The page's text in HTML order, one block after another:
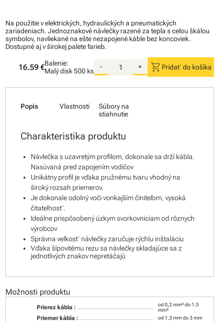
Na použitie v elektrických, hydraulických a pneumatických
zariadeniach. Jednoznakové návlečky razené za tepla s celou škálou
symbolov, navliekané na ešte nezapojené káble bez koncoviek.
Dostupné aj v širokej palete farieb.
16.59 €Balenie:
Malý disk500 ks
- + shopping_cart Pridať do košíka
Popis Vlastnosti
Súbory na
stiahnutie
Charakteristika produktu
Návlečka s uzavretým profilom, dokonale sa drží kábla.
Nasúvaná pred zapojením vodičov
Unikátny profil je vďaka pružnému tvaru vhodný na
široký rozsah priemerov.
Je dokonale odolný voči vonkajším činiteľom, vysoká
čitateľnosť.
Ideálne prispôsobený úzkym svorkovniciam od rôznych
výrobcov
Správna veľkosť návlečky zaručuje rýchlu inštaláciu
Vďaka šípovitému rezu sa návlečky skladajúce sa z
jednotlivých znakov nepretáčajú
Možnosti produktu
Prierez kábla :
od 0,2 mm² do 1,5
mm²
Priemer kábla : od 1,3 mm do 3 mm